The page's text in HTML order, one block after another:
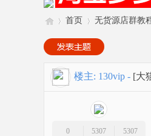
»
首页
›
无货源店群教
楼主: 130vip - [大
0
5307
5307